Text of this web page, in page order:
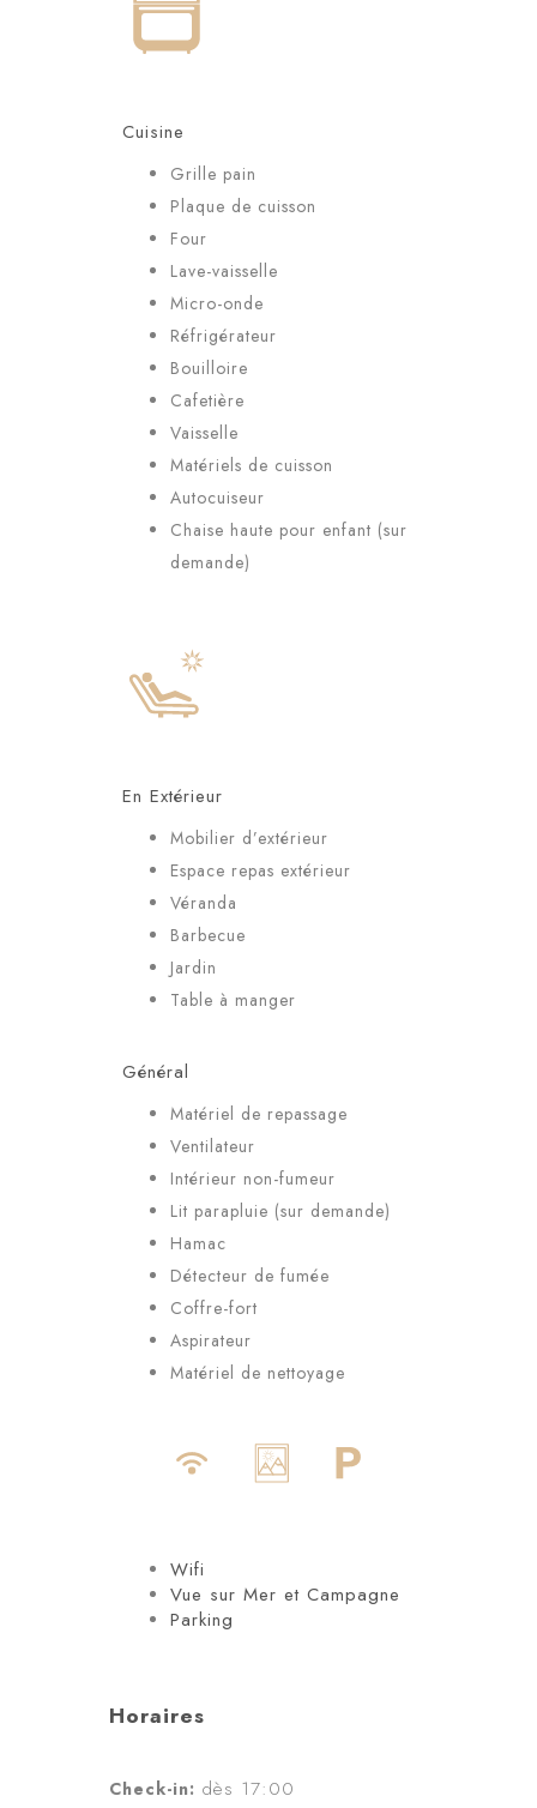
Cuisine
Grille pain
Plaque de cuisson
Four
Lave-vaisselle
Micro-onde
Réfrigérateur
Bouilloire
Cafetière
Vaisselle
Matériels de cuisson
Autocuiseur
Chaise haute pour enfant (sur
demande)
En Extérieur
Mobilier d’extérieur
Espace repas extérieur
Véranda
Barbecue
Jardin
Table à manger
Général
Matériel de repassage
Ventilateur
Intérieur non-fumeur
Lit parapluie (sur demande)
Hamac
Détecteur de fumée
Coffre-fort
Aspirateur
Matériel de nettoyage
Wifi
Vue sur Mer et Campagne
Parking
Horaires
Check-in: dès 17:00